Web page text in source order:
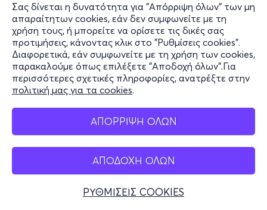
Σας δίνεται η δυνατότητα για "Απόρριψη όλων" των μη
απαραίτητων cookies, εάν δεν συμφωνείτε με τη
χρήση τους, ή μπορείτε να ορίσετε τις δικές σας
προτιμήσεις, κάνοντας κλικ στο "Ρυθμίσεις cookies".
Διαφορετικά, εάν συμφωνείτε με τη χρήση των cookies,
παρακαλούμε όπως επιλέξετε "Αποδοχή όλων".Για
περισσότερες σχετικές πληροφορίες, ανατρέξτε στην
πολιτική μας για τα cookies.
ΑΠΟΡΡΙΨΗ ΟΛΩΝ
ΑΠΟΔΟΧΗ ΟΛΩΝ
ΡΥΘΜΙΣΕΙΣ COOKIES
McNEAL
Ακαδημίας και Ιπποκράτους 17
ΝΕΟΣ Ακάδημος - Αθήνα, Αττική
από 15€
Εισιτήρια